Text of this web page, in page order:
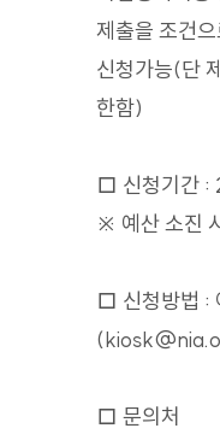
제출을 조건
신청가능(단
한함)
□ 신청기간 :
※ 예산 소진
□ 신청방법 :
□ 문의처